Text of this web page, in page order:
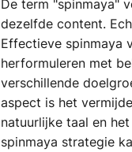
De term "spinmaya"
dezelfde content.
Effectieve spinmaya
herformuleren met
verschillende
aspect is het
natuurlijke taal en
spinmaya strategie